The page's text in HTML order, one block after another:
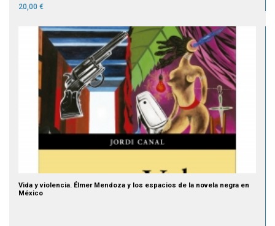
20,00 €
Vida y violencia. Élmer Mendoza y los espacios de la novela negra en
México